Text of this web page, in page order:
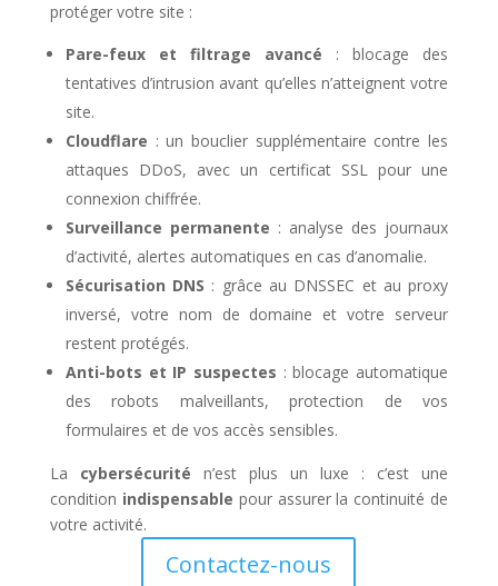
protéger votre site :
Pare-feux et filtrage avancé : blocage des
tentatives d’intrusion avant qu’elles n’atteignent votre
site.
Cloudflare : un bouclier supplémentaire contre les
attaques DDoS, avec un certificat SSL pour une
connexion chiffrée.
Surveillance permanente : analyse des journaux
d’activité, alertes automatiques en cas d’anomalie.
Sécurisation DNS : grâce au DNSSEC et au proxy
inversé, votre nom de domaine et votre serveur
restent protégés.
Anti-bots et IP suspectes : blocage automatique
des robots malveillants, protection de vos
formulaires et de vos accès sensibles.
La cybersécurité n’est plus un luxe : c’est une
condition indispensable pour assurer la continuité de
votre activité.
Contactez-nous